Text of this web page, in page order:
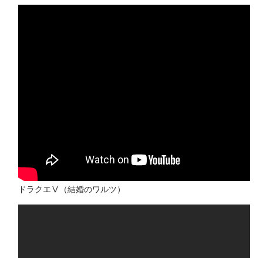
ドラクエⅤ（結婚のワルツ）